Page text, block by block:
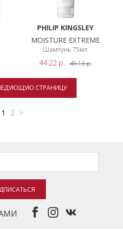
PHILIP KINGSLEY
MOISTURE EXTREME
Шампунь 75мл
44.22р. 49.13р.
СТРАНИЦУ
1 2 >